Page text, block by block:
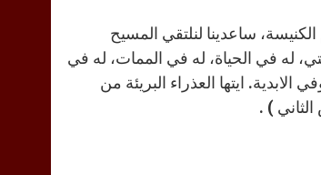
ساعدينا لنلتقي المسيح
له في الحياة، له في الممات، له في
ايتها العذراء البريئة من
) .